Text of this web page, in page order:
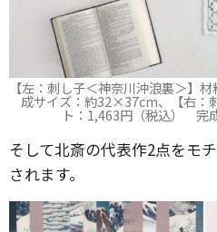
【左：刺し子＜神奈川沖浪裏＞】
成サイズ：約32×37cm、【右：
ト：1,463円（税込） 完
そして北斎の代表作2点をモ
されます。